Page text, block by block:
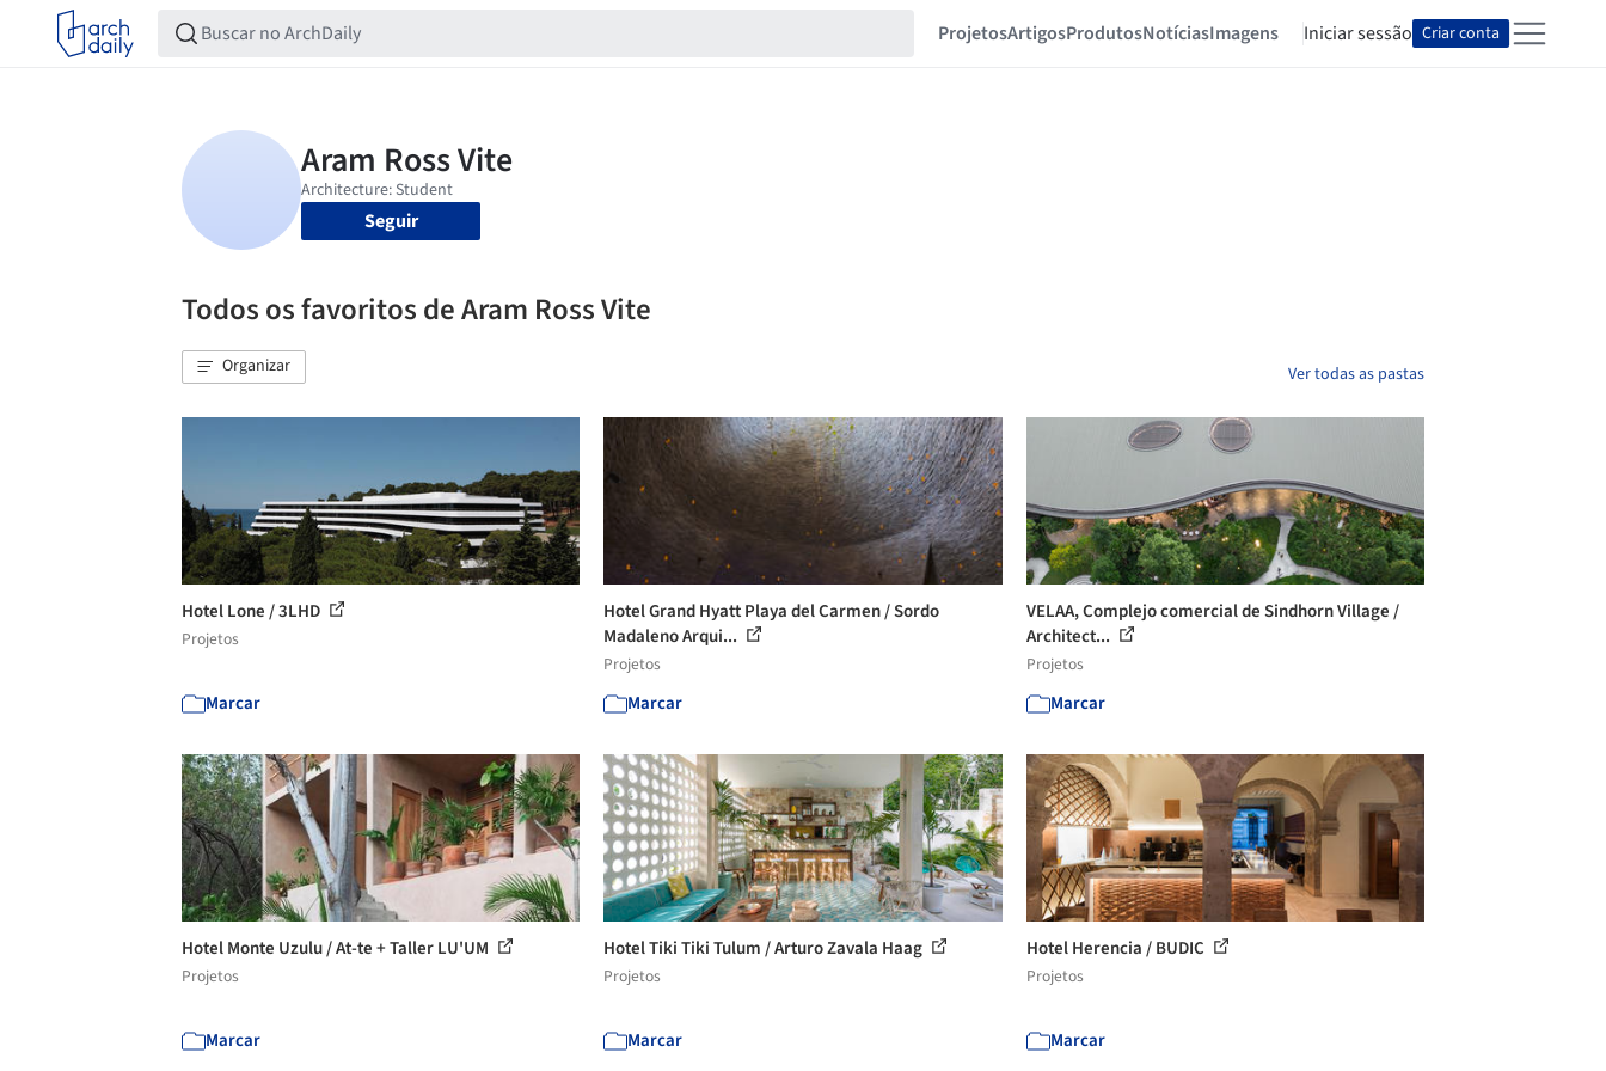
ProjetosArtigosProdutosNotíciasImagens Iniciar sessão Criar conta
Seguir
Todos os favoritos de Aram Ross Vite
Organizar Ver todas as pastas
Hotel Lone / 3LHD
Projetos
Marcar
Hotel Grand Hyatt Playa del Carmen / Sordo
Madaleno Arqui...
Projetos
Marcar
VELAA, Complejo comercial de Sindhorn Village /
Architect...
Projetos
Marcar
Hotel Monte Uzulu / At-te + Taller LU'UM
Projetos
Marcar
Hotel Tiki Tiki Tulum / Arturo Zavala Haag
Projetos
Marcar
Hotel Herencia / BUDIC
Projetos
Marcar